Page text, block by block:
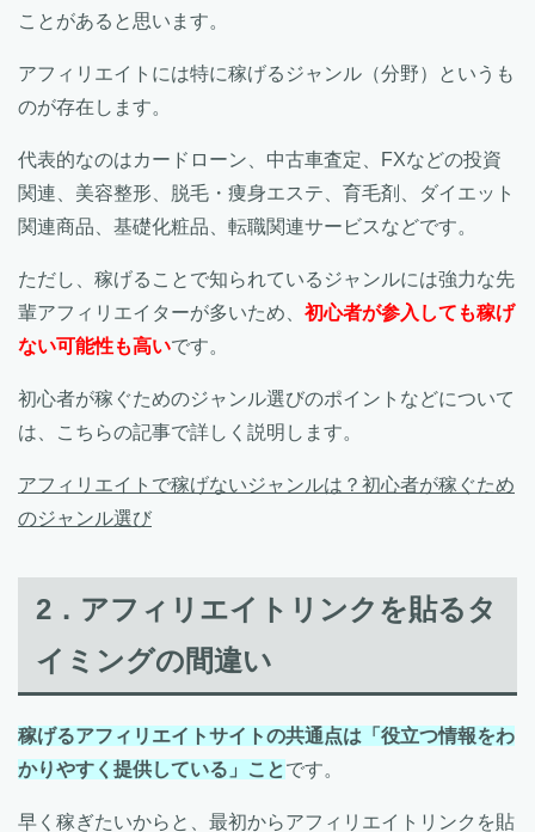
ことがあると思います。
アフィリエイトには特に稼げるジャンル（分野）というも
のが存在します。
代表的なのはカードローン、中古車査定、FXなどの投資
関連、美容整形、脱毛・痩身エステ、育毛剤、ダイエット
関連商品、基礎化粧品、転職関連サービスなどです。
ただし、稼げることで知られているジャンルには強力な先
輩アフィリエイターが多いため、 初心者が参入しても稼げ
ない可能性も高いです。
初心者が稼ぐためのジャンル選びのポイントなどについて
は、こちらの記事で詳しく説明します。
アフィリエイトで稼げないジャンルは？初心者が稼ぐため
のジャンル選び
2．アフィリエイトリンクを貼るタ
イミングの間違い
稼げるアフィリエイトサイトの共通点は「役立つ情報をわ
かりやすく提供している」ことです。
早く稼ぎたいからと、最初からアフィリエイトリンクを貼